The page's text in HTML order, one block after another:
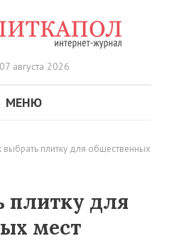
августа 2026
МЕНЮ
выбрать плитку для общественных
плитку для
мест